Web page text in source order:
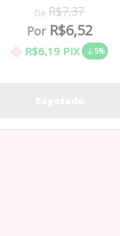
De R$7,37
PorR$6,52
R$6,19 PIX 5%